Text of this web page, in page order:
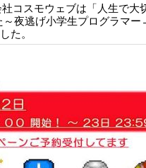
コスモウェブは「人生で大
～夜逃げ小学生プログラマ
た。